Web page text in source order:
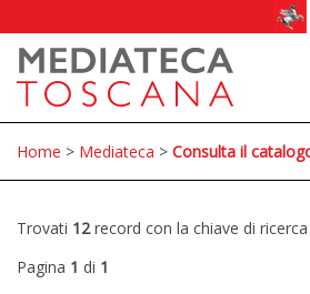
Home > Mediateca > Consulta il
Trovati 12record con la chiave di ricerca
Pagina 1 di 1